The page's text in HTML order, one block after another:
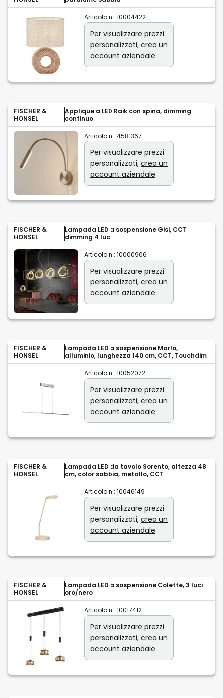
Articolo n.: 10004422
Per visualizzare prezzi
personalizzati, crea un
account aziendale
FISCHER &
HONSEL
Applique a LED Raik con spina, dimming
continuo
Articolo n.: 4581367
Per visualizzare prezzi
personalizzati, crea un
account aziendale
FISCHER &
HONSEL
Lampada LED a sospensione Gisi, CCT
dimming 4 luci
Articolo n.: 10000906
Per visualizzare prezzi
personalizzati, crea un
account aziendale
FISCHER &
HONSEL
Lampada LED a sospensione Marlo,
alluminio, lunghezza 140 cm, CCT, Touchdim
Articolo n.: 10052072
Per visualizzare prezzi
personalizzati, crea un
account aziendale
FISCHER &
HONSEL
Lampada LED da tavolo Sorento, altezza 48
cm, color sabbia, metallo, CCT
Articolo n.: 10046149
Per visualizzare prezzi
personalizzati, crea un
account aziendale
FISCHER &
HONSEL
Lampada LED a sospensione Colette, 3 luci
oro/nero
Articolo n.: 10017412
Per visualizzare prezzi
personalizzati, crea un
account aziendale